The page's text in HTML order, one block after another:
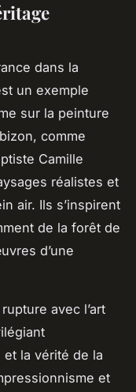
dans la
un exemple
sur la peinture
comme
Camille
réalistes et
air. Ils s’inspirent
de la forêt de
d’une
avec l’art
et la vérité de la
et